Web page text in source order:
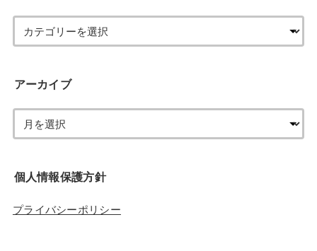
アーカイブ
個人情報保護方針
プライバシーポリシー